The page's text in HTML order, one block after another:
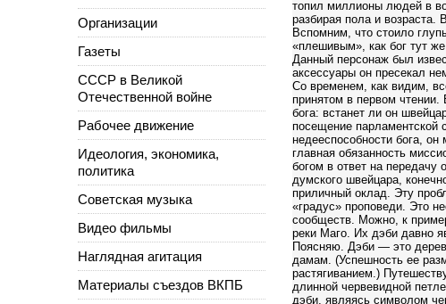
топил миллионы людей в
разбирая пола и возраста.
Вспомним, что стоило
«плешивым», как бог тут
Данный персонаж был
аксессуары он пресекал
Со временем, как видим,
принятом в первом чтении.
бога: встанет ли он
посещение парламентской
недееспособности бога,
главная обязанность
богом в ответ на
думского швейцара,
приличный оклад. Эту
«градус» проповеди. Это
сообществ. Можно, к
реки Маго. Их дэби давно
Поясняю. Дэби — это
дамам. (Успешность ее
растягиванием.)
длинной червевидной
дэби, являясь символом
Организации
Газеты
СССР в Великой
Отечественной войне
Рабочее движение
Идеология, экономика,
политика
Советская музыка
Видео фильмы
Наглядная агитация
Материалы съездов ВКПБ